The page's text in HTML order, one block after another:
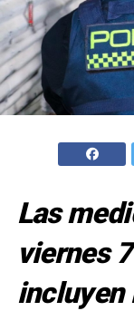
Las
viernes
incluyen